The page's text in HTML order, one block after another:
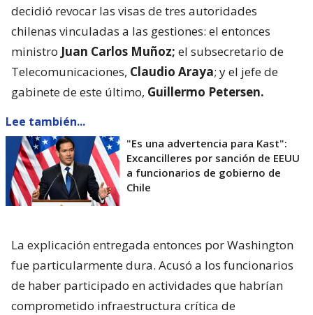
decidió revocar las visas de tres autoridades
chilenas vinculadas a las gestiones: el entonces
ministro Juan Carlos Muñoz; el subsecretario de
Telecomunicaciones, Claudio Araya; y el jefe de
gabinete de este último, Guillermo Petersen.
Lee también...
"Es una advertencia para Kast":
Excancilleres por sanción de EEUU
a funcionarios de gobierno de
Chile
La explicación entregada entonces por Washington
fue particularmente dura. Acusó a los funcionarios
de haber participado en actividades que habrían
comprometido infraestructura crítica de